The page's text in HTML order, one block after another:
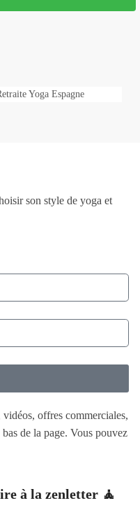
Yoga Espagne
son style de yoga et
offres commerciales,
de la page. Vous pouvez
à la zenletter 🧘